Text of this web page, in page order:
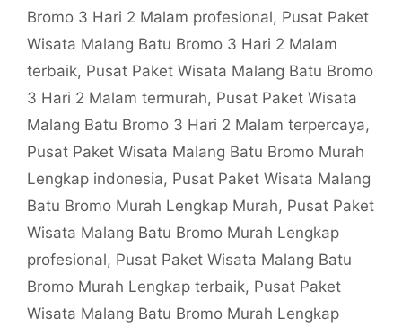
Bromo 3 Hari 2 Malam profesional, Pusat Paket
Wisata Malang Batu Bromo 3 Hari 2 Malam
terbaik, Pusat Paket Wisata Malang Batu Bromo
3 Hari 2 Malam termurah, Pusat Paket Wisata
Malang Batu Bromo 3 Hari 2 Malam terpercaya,
Pusat Paket Wisata Malang Batu Bromo Murah
Lengkap indonesia, Pusat Paket Wisata Malang
Batu Bromo Murah Lengkap Murah, Pusat Paket
Wisata Malang Batu Bromo Murah Lengkap
profesional, Pusat Paket Wisata Malang Batu
Bromo Murah Lengkap terbaik, Pusat Paket
Wisata Malang Batu Bromo Murah Lengkap